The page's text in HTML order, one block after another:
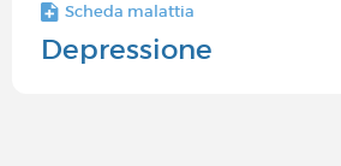
Scheda malattia
Depressione